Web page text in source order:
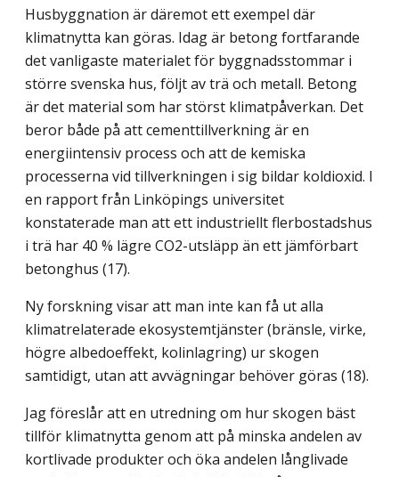
Husbyggnation är däremot ett exempel där
klimatnytta kan göras. Idag är betong fortfarande
det vanligaste materialet för byggnadsstommar i
större svenska hus, följt av trä och metall. Betong
är det material som har störst klimatpåverkan. Det
beror både på att cementtillverkning är en
energiintensiv process och att de kemiska
processerna vid tillverkningen i sig bildar koldioxid. I
en rapport från Linköpings universitet
konstaterade man att ett industriellt flerbostadshus
i trä har 40 % lägre CO2-utsläpp än ett jämförbart
betonghus (17).
Ny forskning visar att man inte kan få ut alla
klimatrelaterade ekosystemtjänster (bränsle, virke,
högre albedoeffekt, kolinlagring) ur skogen
samtidigt, utan att avvägningar behöver göras (18).
Jag föreslår att en utredning om hur skogen bäst
tillför klimatnytta genom att på minska andelen av
kortlivade produkter och öka andelen långlivade